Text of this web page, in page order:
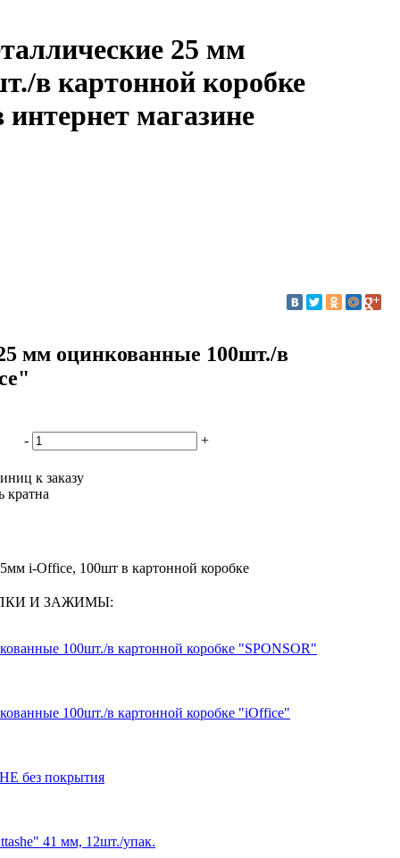
25 мм
в картонной коробке
магазине
мм оцинкованные 100шт./в
- +
к заказу
кратна
i-Office, 100шт в картонной коробке
И ЗАЖИМЫ:
100шт./в картонной коробке "SPONSOR"
100шт./в картонной коробке "iOffice"
без покрытия
41 мм, 12шт./упак.